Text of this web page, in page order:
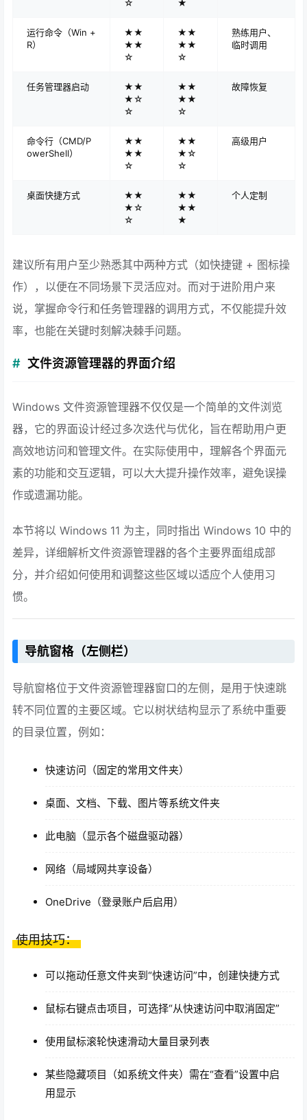
☆ ★
运行命令（Win +
R）
★★
★★
☆
★★
★★
☆
熟练用户、
临时调用
任务管理器启动
★★
★☆
☆
★★
★★
☆
故障恢复
命令行（CMD/P
owerShell）
★★
★★
☆
★★
★☆
☆
高级用户
桌面快捷方式
★★
★☆
☆
★★
★★
★
个人定制
建议所有用户至少熟悉其中两种方式（如快捷键 + 图标操
作），以便在不同场景下灵活应对。而对于进阶用户来
说，掌握命令行和任务管理器的调用方式，不仅能提升效
率，也能在关键时刻解决棘手问题。
文件资源管理器的界面介绍
Windows 文件资源管理器不仅仅是一个简单的文件浏览
器，它的界面设计经过多次迭代与优化，旨在帮助用户更
高效地访问和管理文件。在实际使用中，理解各个界面元
素的功能和交互逻辑，可以大大提升操作效率，避免误操
作或遗漏功能。
本节将以 Windows 11 为主，同时指出 Windows 10 中的
差异，详细解析文件资源管理器的各个主要界面组成部
分，并介绍如何使用和调整这些区域以适应个人使用习
惯。
导航窗格（左侧栏）
导航窗格位于文件资源管理器窗口的左侧，是用于快速跳
转不同位置的主要区域。它以树状结构显示了系统中重要
的目录位置，例如：
快速访问（固定的常用文件夹）
桌面、文档、下载、图片等系统文件夹
此电脑（显示各个磁盘驱动器）
网络（局域网共享设备）
OneDrive（登录账户后启用）
使用技巧：
可以拖动任意文件夹到“快速访问”中，创建快捷方式
鼠标右键点击项目，可选择“从快速访问中取消固定”
使用鼠标滚轮快速滑动大量目录列表
某些隐藏项目（如系统文件夹）需在“查看”设置中启
用显示